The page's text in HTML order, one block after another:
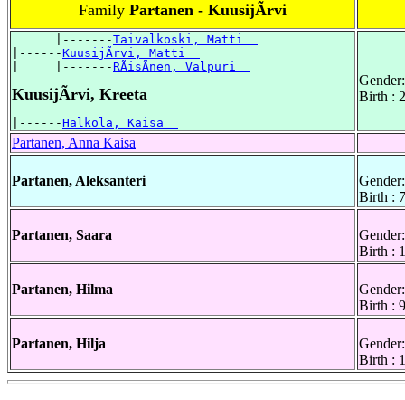
Family Partanen - KuusijÃrvi
      |-------
Taivalkoski, Matti
|------KuusijÃrvi, Matti
|     |-------RÃisÃnen, Valpuri
KuusijÃrvi, Kreeta
|------Halkola, Kaisa
Birth :
Partanen, Anna Kaisa
Partanen, Aleksanteri
Birth :
Partanen, Saara
Birth :
Partanen, Hilma
Birth :
Partanen, Hilja
Birth :